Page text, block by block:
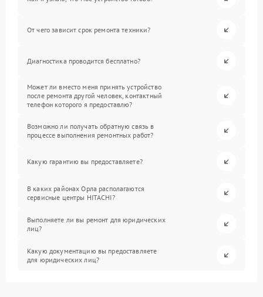
От чего зависит срок ремонта техники?
Диагностика проводится бесплатно?
Может ли вместо меня принять устройство
после ремонта другой человек, контактный
телефон которого я предоставлю?
Возможно ли получать обратную связь в
процессе выполнения ремонтных работ?
Какую гарантию вы предоставляете?
В каких районах Орла располагаются
сервисные центры HITACHI?
Выполняете ли вы ремонт для юридических
лиц?
Какую документацию вы предоставляете
для юридических лиц?